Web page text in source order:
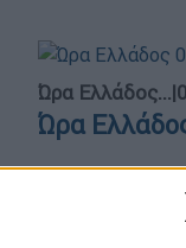
Ώρα Ελλάδος...|
Ώρα